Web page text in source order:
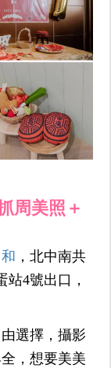
周美照＋
，北中南共
4號出口，
選擇，攝影
，想要美美